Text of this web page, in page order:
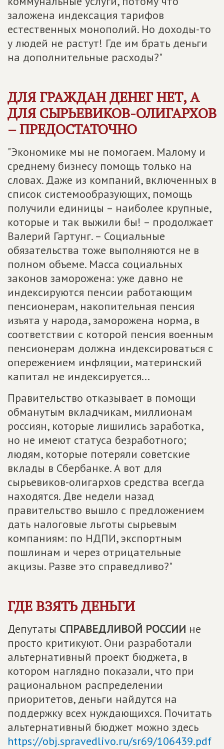
заложена индексация тарифов
естественных монополий. Но доходы-то
у людей не растут! Где им брать деньги
на дополнительные расходы?"
ДЛЯ ГРАЖДАН ДЕНЕГ НЕТ, А
ДЛЯ СЫРЬЕВИКОВ-ОЛИГАРХОВ
– ПРЕДОСТАТОЧНО
"Экономике мы не помогаем. Малому и
среднему бизнесу помощь только на
словах. Даже из компаний, включенных в
список системообразующих, помощь
получили единицы – наиболее крупные,
которые и так выжили бы! – продолжает
Валерий Гартунг. – Социальные
обязательства тоже выполняются не в
полном объеме. Масса социальных
законов заморожена: уже давно не
индексируются пенсии работающим
пенсионерам, накопительная пенсия
изъята у народа, заморожена норма, в
соответствии с которой пенсия военным
пенсионерам должна индексироваться с
опережением инфляции, материнский
капитал не индексируется...
Правительство отказывает в помощи
обманутым вкладчикам, миллионам
россиян, которые лишились заработка,
но не имеют статуса безработного;
людям, которые потеряли советские
вклады в Сбербанке. А вот для
сырьевиков-олигархов средства всегда
находятся. Две недели назад
правительство вышло с предложением
дать налоговые льготы сырьевым
компаниям: по НДПИ, экспортным
пошлинам и через отрицательные
акцизы. Разве это справедливо?"
ГДЕ ВЗЯТЬ ДЕНЬГИ
Депутаты СПРАВЕДЛИВОЙ РОССИИ не
просто критикуют. Они разработали
альтернативный проект бюджета, в
котором наглядно показали, что при
рациональном распределении
приоритетов, деньги найдутся на
поддержку всех нуждающихся. Почитать
альтернативный бюджет можно здесь
https://obj.spravedlivo.ru/sr69/106439.pdf